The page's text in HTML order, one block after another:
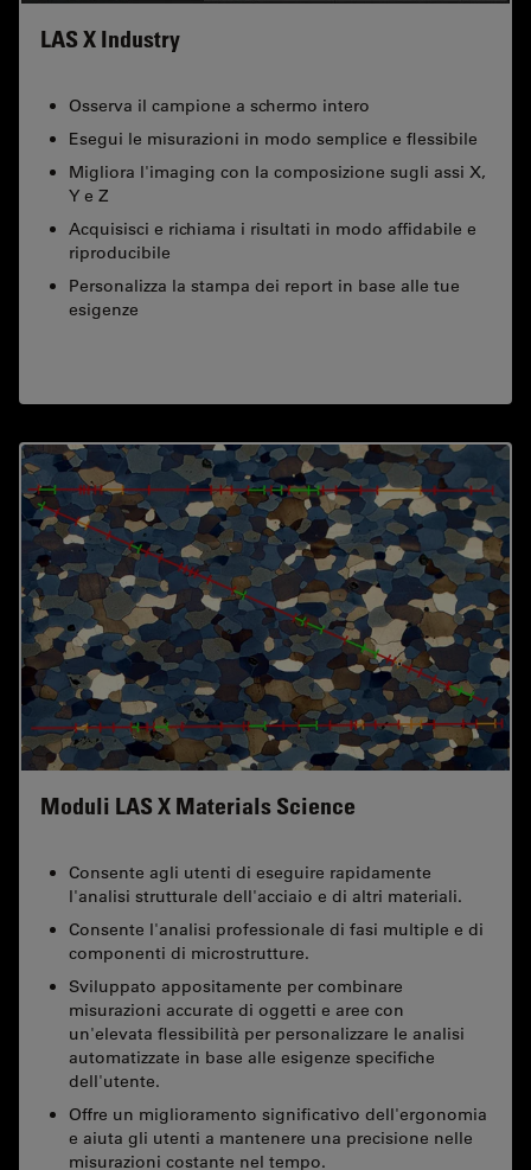
LAS X Industry
Osserva il campione a schermo intero
Esegui le misurazioni in modo semplice e flessibile
Migliora l'imaging con la composizione sugli assi X,
Y e Z
Acquisisci e richiama i risultati in modo affidabile e
riproducibile
Personalizza la stampa dei report in base alle tue
esigenze
Moduli LAS X Materials Science
Consente agli utenti di eseguire rapidamente
l'analisi strutturale dell'acciaio e di altri materiali.
Consente l'analisi professionale di fasi multiple e di
componenti di microstrutture.
Sviluppato appositamente per combinare
misurazioni accurate di oggetti e aree con
un'elevata flessibilità per personalizzare le analisi
automatizzate in base alle esigenze specifiche
dell'utente.
Offre un miglioramento significativo dell'ergonomia
e aiuta gli utenti a mantenere una precisione nelle
misurazioni costante nel tempo.